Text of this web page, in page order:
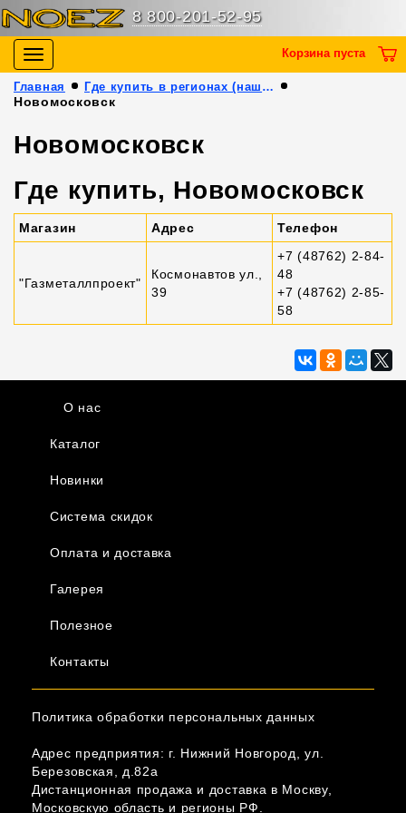
8 800-201-52-95
Toggle
navigation
Корзина пуста
Главная Где купить в регионах (наши партнёры)
Новомосковск
Новомосковск
Где купить, Новомосковск
Магазин Адрес Телефон
"Газметаллпроект"
Космонавтов ул.,
39
+7 (48762) 2-84-
48
+7 (48762) 2-85-
58
О нас
Каталог
Новинки
Система скидок
Оплата и доставка
Галерея
Полезное
Контакты
Политика обработки персональных данных
Адрес предприятия: г. Нижний Новгород, ул.
Березовская, д.82а
Дистанционная продажа и доставка в Москву,
Московскую область и регионы РФ.